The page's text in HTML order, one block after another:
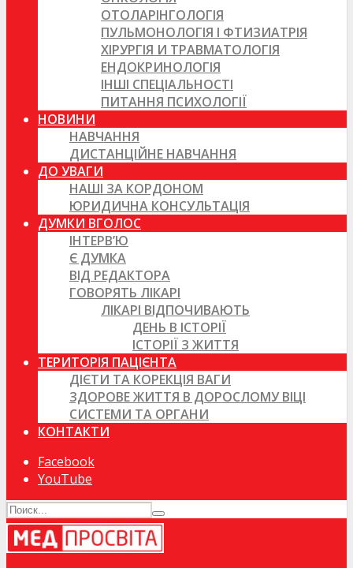
ОТОЛАРІНГОЛОГІЯ
ПУЛЬМОНОЛОГІЯ І ФТИЗИАТРІЯ
ХІРУРГІЯ И ТРАВМАТОЛОГІЯ
ЕНДОКРИНОЛОГІЯ
ІНШІ СПЕЦІАЛЬНОСТІ
ПИТАННЯ ПСИХОЛОГІЇ
НОВИНИ
НАВЧАННЯ
ДИСТАНЦІЙНЕ НАВЧАННЯ
ДО УВАГИ
НАШІ ЗА КОРДОНОМ
ЮРИДИЧНА КОНСУЛЬТАЦІЯ
ДУМКИ ВГОЛОС
ІНТЕРВ’Ю
Є ДУМКА
ВІД РЕДАКТОРА
ГОВОРЯТЬ ЛІКАРІ
ЛІКАРІ ВІДПОЧИВАЮТЬ
ДЕНЬ В ІСТОРІЇ
ІСТОРІЇ З ЖИТТЯ
ТЕРИТОРІЯ ПАЦІЄНТА
ДІЄТИ ТА КОРЕКЦІЯ ВАГИ
ЗДОРОВЕ ЖИТТЯ В ДОРОСЛОМУ ВІЦІ
СИСТЕМИ ТА ОРГАНИ
КОНТАКТИ
Facebook
YouTube